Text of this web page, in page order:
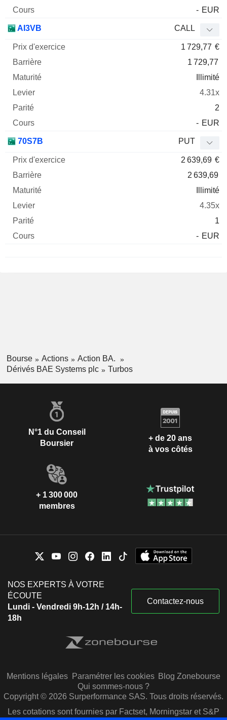
- EUR
AI3VB CALL
1 729,77 €
1 729,77
Illimité
4.31x
2
- EUR
70S7B PUT
2 639,69 €
2 639,69
Illimité
4.35x
1
- EUR
Bourse Actions
Action BA.
Dérivés BAE Systems plc
Turbos
N°1 du Conseil
Boursier
+ de 20 ans
à vos côtés
+ 1 300 000
membres
NOS EXPERTS À VOTRE
ÉCOUTE
Lundi - Vendredi 9h-12h / 14h-
18h
Contactez-nous
Mentions légales Paramétrer les cookies Blog Zonebourse
Qui sommes-nous ?
Copyright © 2026 Surperformance SAS. Tous droits réservés.
Les cotations sont fournies par Factset, Morningstar et S&P